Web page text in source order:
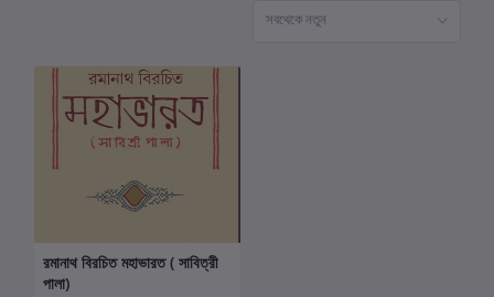
সবথেকে নতুন
কার্টে যোগ করুন
রমানাথ বিরচিত মহাভারত ( সাবিত্রী
পালা)